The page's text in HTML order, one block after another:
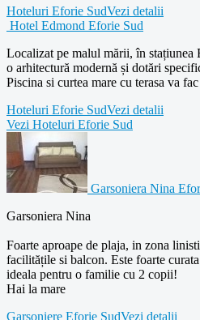
Hoteluri Eforie SudVezi detalii
Hotel Edmond Eforie Sud
Localizat pe malul mării, în stațiunea
o arhitectură modernă și dotări
Piscina si curtea mare cu terasa va
Hoteluri Eforie SudVezi detalii
Vezi Hoteluri Eforie Sud
Garsoniera Nina
Garsoniera Nina
Foarte aproape de plaja, in zona
facilitățile si balcon. Este foarte
ideala pentru o familie cu 2 copii!
Hai la mare
Garsoniere Eforie SudVezi detalii